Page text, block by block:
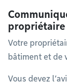
propriétaire
Votre
bâtiment et de
Vous devez